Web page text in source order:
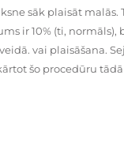
sāk plaisāt malās.
ir 10% (ti, normāls),
vai plaisāšana.
šo procedūru